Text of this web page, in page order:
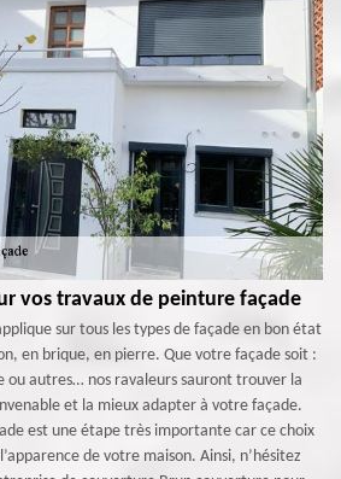
vos travaux de peinture façade
sur tous les types de façade en bon état
en brique, en pierre. Que votre façade soit :
ou autres… nos ravaleurs sauront trouver la
et la mieux adapter à votre façade.
est une étape très importante car ce choix
de votre maison. Ainsi, n’hésitez